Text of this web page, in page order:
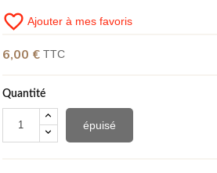
favorite_border Ajouter à mes favoris
6,00 €TTC
Quantité
épuisé